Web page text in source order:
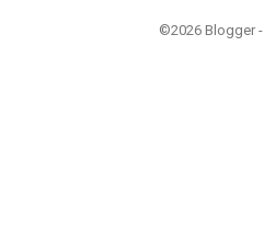
©2026 Blogger -